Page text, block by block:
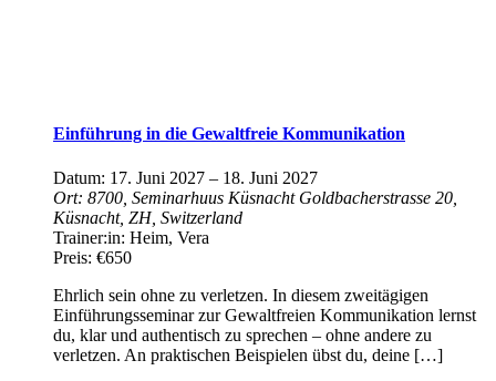
Einführung in die Gewaltfreie Kommunikation
Datum: 17. Juni 2027 – 18. Juni 2027
Ort: 8700, Seminarhuus Küsnacht Goldbacherstrasse 20,
Küsnacht, ZH, Switzerland
Trainer:in: Heim, Vera
Preis: €650
Ehrlich sein ohne zu verletzen. In diesem zweitägigen
Einführungsseminar zur Gewaltfreien Kommunikation lernst
du, klar und authentisch zu sprechen – ohne andere zu
verletzen. An praktischen Beispielen übst du, deine […]